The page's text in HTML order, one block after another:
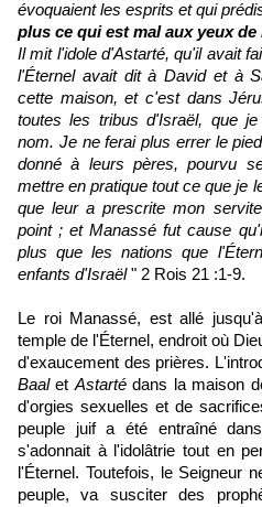
évoquaient les esprits et qui
plus ce qui est mal aux yeux
Il mit l'idole d'Astarté, qu'il avait
l'Éternel avait dit à David et à
cette maison, et c'est dans
toutes les tribus d'Israël, que
nom. Je ne ferai plus errer le
donné à leurs pères, pourvu
mettre en pratique tout ce que je
que leur a prescrite mon
point ; et Manassé fut cause
plus que les nations que
enfants d'Israël" 2 Rois 21 :1-9.
Le roi Manassé, est allé
temple de l'Éternel, endroit où
d'exaucement des prières.
Baalet Astartédans la maison
d'orgies sexuelles et de
peuple juif a été entraîné
s'adonnait à l'idolâtrie tout en
l'Éternel. Toutefois, le Seigneur
peuple, va susciter des